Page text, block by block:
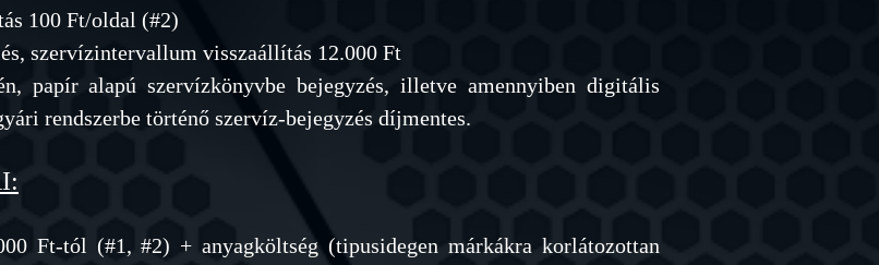
100 Ft/oldal (#2)
szervízintervallum visszaállítás 12.000 Ft
papír alapú szervízkönyvbe bejegyzés, illetve amennyiben digitális
rendszerbe történő szervíz-bejegyzés díjmentes.
I:
Ft-tól (#1, #2) + anyagköltség (tipusidegen márkákra korlátozottan